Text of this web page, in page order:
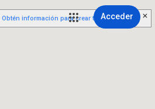
Acceder
Obtén información para crear tu propio mapa.